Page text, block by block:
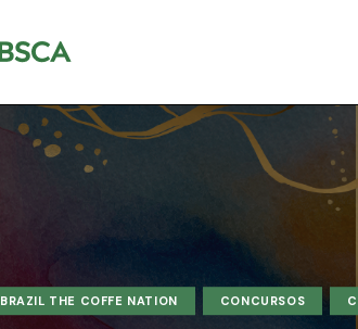
BRAZIL THE COFFE NATION CONCURSOS